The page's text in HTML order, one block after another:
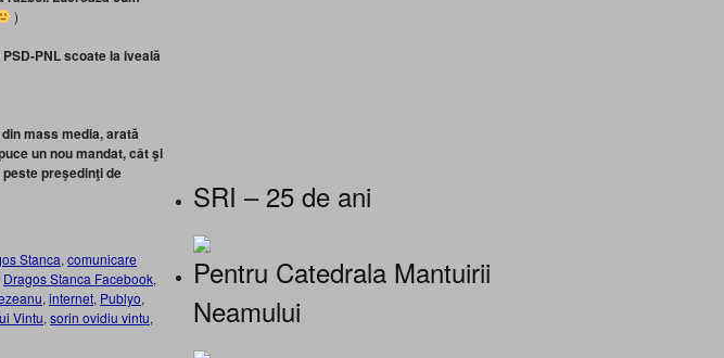
)
PNL scoate la iveală
mass media, arată
un nou mandat, cât şi
preşedinţi de
Stanca, comunicare
Dragos Stanca Facebook,
, internet, Publyo,
Vintu, sorin ovidiu vintu,
SRI – 25 de ani
Pentru Catedrala Mantuirii
Neamului